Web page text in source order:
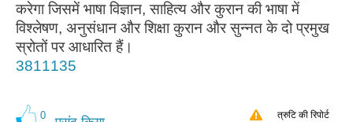
करेगा जिसमें भाषा विज्ञान, साहित्य और कुरान की भाषा में
विश्लेषण, अनुसंधान और शिक्षा कुरान और सुन्नत के दो प्रमुख
स्रोतों पर आधारित हैं।
3811135
0 त्रुटि की रिपोर्ट